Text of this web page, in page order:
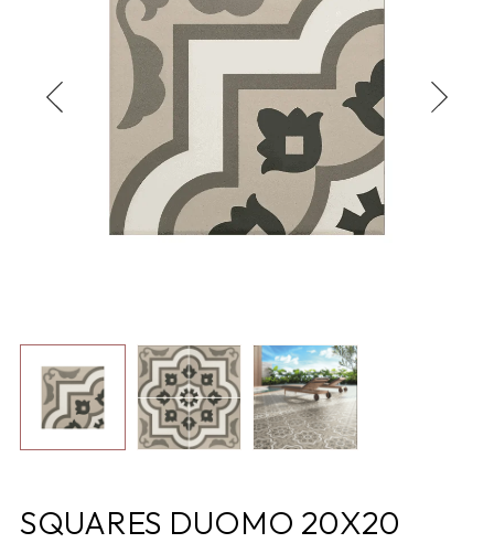
SQUARES DUOMO 20X20